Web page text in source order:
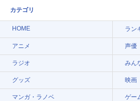
カテゴリ
HOME ラン
アニメ 声優
ラジオ みん
グッズ 映画
マンガ・ラノベ ゲー